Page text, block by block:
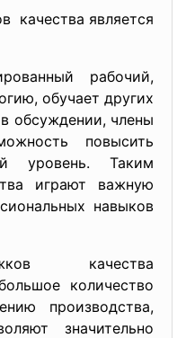
качества является
рабочий,
обучает других
обсуждении, члены
повысить
уровень. Таким
играют важную
навыков
качества
количество
производства,
значительно